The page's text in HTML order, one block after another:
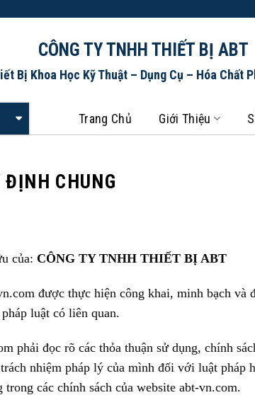
CÔNG TY TNHH THIẾT BỊ ABT
Bị Khoa Học Kỹ Thuật – Dụng Cụ – Hóa Chất
Trang Chủ Giới Thiệu
CHUNG
của: CÔNG TY TNHH THIẾT BỊ ABT
được thực hiện công khai, minh bạch và
luật có liên quan.
phải đọc rõ các thỏa thuận sử dụng, chính
nhiệm pháp lý của mình đối với luật pháp
các chính sách của website abt-vn.com.